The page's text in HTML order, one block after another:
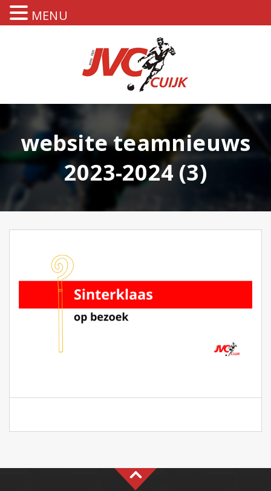
website teamnieuws
2023-2024 (3)
MENU